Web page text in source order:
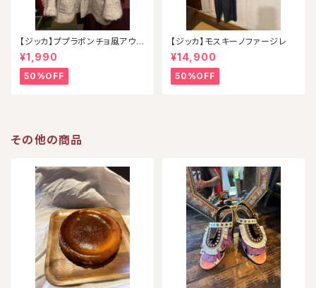
【ジッカ】ププラポンチョ風アウタ
ー
¥1,990
50%OFF
【ジッカ】モスキーノファージレ
¥14,900
50%OFF
その他の商品